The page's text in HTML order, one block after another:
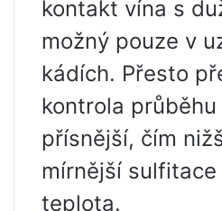
kontakt vína s
možný pouze v
kádích. Přesto
kontrola
přísnější, čím
mírnější
teplota.